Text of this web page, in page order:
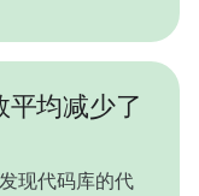
均减少了
现代码库的代